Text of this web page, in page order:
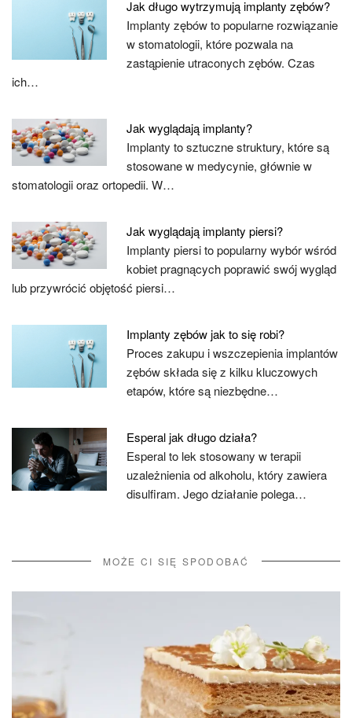
Jak długo wytrzymują implanty zębów?
Implanty zębów to popularne rozwiązanie
w stomatologii, które pozwala na
zastąpienie utraconych zębów. Czas
ich…
Jak wyglądają implanty?
Implanty to sztuczne struktury, które są
stosowane w medycynie, głównie w
stomatologii oraz ortopedii. W…
Jak wyglądają implanty piersi?
Implanty piersi to popularny wybór wśród
kobiet pragnących poprawić swój wygląd
lub przywrócić objętość piersi…
Implanty zębów jak to się robi?
Proces zakupu i wszczepienia implantów
zębów składa się z kilku kluczowych
etapów, które są niezbędne…
Esperal jak długo działa?
Esperal to lek stosowany w terapii
uzależnienia od alkoholu, który zawiera
disulfiram. Jego działanie polega…
MOŻE CI SIĘ SPODOBAĆ